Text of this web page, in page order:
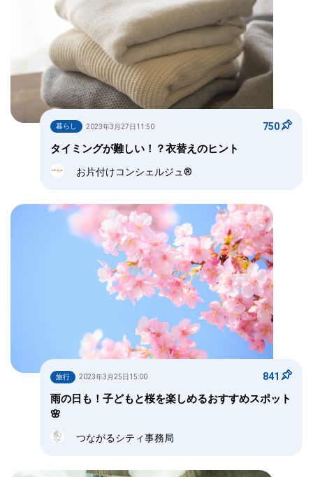
暮らし 2023年3月27日11:50 750
タイミングが難しい！？衣替えのヒント
お片付けコンシェルジュ®
旅行 2023年3月25日15:00 841
雨の日も！子どもと桜を楽しめるおすすめスポット
🌸
つながるシティ事務局